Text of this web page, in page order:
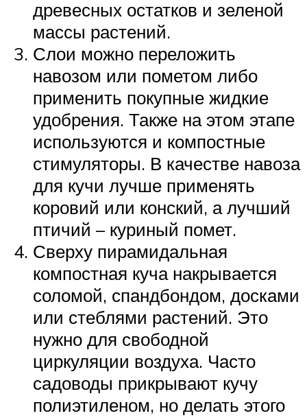
древесных остатков и зеленой
массы растений.
Слои можно переложить
навозом или пометом либо
применить покупные жидкие
удобрения. Также на этом этапе
используются и компостные
стимуляторы. В качестве навоза
для кучи лучше применять
коровий или конский, а лучший
птичий – куриный помет.
Сверху пирамидальная
компостная куча накрывается
соломой, спандбондом, досками
или стеблями растений. Это
нужно для свободной
циркуляции воздуха. Часто
садоводы прикрывают кучу
полиэтиленом, но делать этого